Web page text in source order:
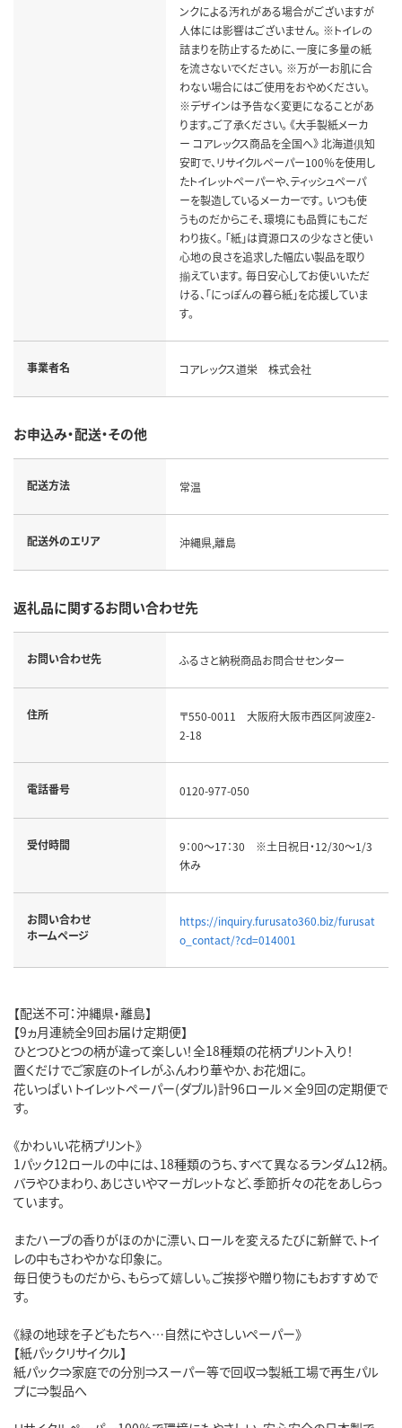
ンクによる汚れがある場合がございますが
人体には影響はございません。 ※トイレの
詰まりを防止するために、一度に多量の紙
を流さないでください。 ※万が一お肌に合
わない場合にはご使用をおやめください。
※デザインは予告なく変更になることがあ
ります。ご了承ください。 《大手製紙メーカ
ー コアレックス商品を全国へ》 北海道倶知
安町で、リサイクルペーパー100％を使用し
たトイレットペーパーや、ティッシュペーパ
ーを製造しているメーカーです。 いつも使
うものだからこそ、環境にも品質にもこだ
わり抜く。 「紙」は資源ロスの少なさと使い
心地の良さを追求した幅広い製品を取り
揃えています。 毎日安心してお使いいただ
ける、「にっぽんの暮ら紙」を応援していま
す。
事業者名 コアレックス道栄 株式会社
お申込み・配送・その他
配送方法 常温
配送外のエリア 沖縄県,離島
返礼品に関するお問い合わせ先
お問い合わせ先 ふるさと納税商品お問合せセンター
住所
〒550-0011 大阪府大阪市西区阿波座2-
2-18
電話番号 0120-977-050
受付時間
9：00～17：30 ※土日祝日・12/30～1/3
休み
お問い合わせ
ホームページ
https://inquiry.furusato360.biz/furusat
o_contact/?cd=014001
【配送不可：沖縄県・離島】
【9ヵ月連続全9回お届け定期便】
ひとつひとつの柄が違って楽しい！全18種類の花柄プリント入り！
置くだけでご家庭のトイレがふんわり華やか、お花畑に。
花いっぱい トイレットペーパー(ダブル)計96ロール×全9回の定期便で
す。
《かわいい花柄プリント》
1パック12ロールの中には、18種類のうち、すべて異なるランダム12柄。
バラやひまわり、あじさいやマーガレットなど、季節折々の花をあしらっ
ています。
またハーブの香りがほのかに漂い、ロールを変えるたびに新鮮で、トイ
レの中もさわやかな印象に。
毎日使うものだから、もらって嬉しい。ご挨拶や贈り物にもおすすめで
す。
《緑の地球を子どもたちへ…自然にやさしいペーパー》
【紙パックリサイクル】
紙パック⇒家庭での分別⇒スーパー等で回収⇒製紙工場で再生パル
プに⇒製品へ